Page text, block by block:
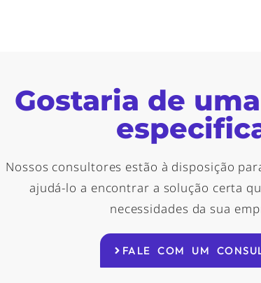
Gostaria de
Nossos consultores estão à disposição
ajudá-lo a encontrar a solução certa
necessidades da sua
FALE COM UM